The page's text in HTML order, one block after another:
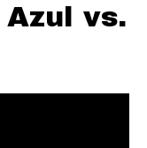
Azul vs.